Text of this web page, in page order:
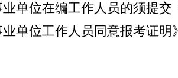
单位在编工作人员的须提交
单位工作人员同意报考证